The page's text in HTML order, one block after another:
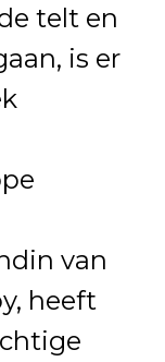
telt en
is er
van
heeft